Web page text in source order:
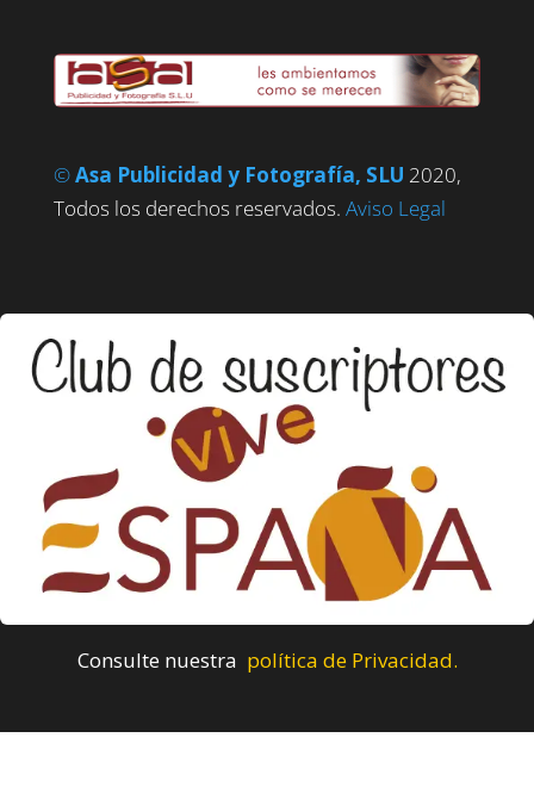
©Asa Publicidad y Fotografía, SLU 2020,
Todos los derechos reservados. Aviso Legal
Consulte nuestra política de Privacidad.